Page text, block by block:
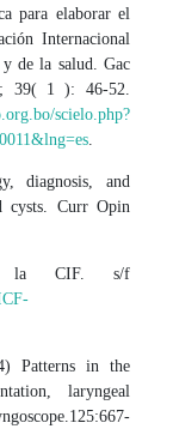
para elaborar el
Internacional
de la salud. Gac
39( 1 ): 46-52.
scielo.php?
diagnosis, and
cysts. Curr Opin
la CIF. s/f
Patterns in the
laryngeal